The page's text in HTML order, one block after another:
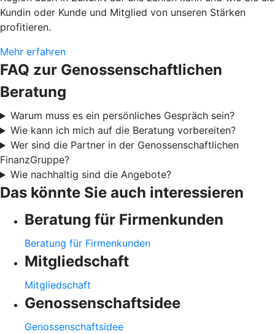
Kundin oder Kunde und Mitglied von unseren Stärken
profitieren.
Mehr erfahren
FAQ zur Genossenschaftlichen
Beratung
Warum muss es ein persönliches Gespräch sein?
Wie kann ich mich auf die Beratung vorbereiten?
Wer sind die Partner in der Genossenschaftlichen
FinanzGruppe?
Wie nachhaltig sind die Angebote?
Das könnte Sie auch interessieren
Beratung für Firmenkunden
Beratung für Firmenkunden
Mitgliedschaft
Mitgliedschaft
Genossenschaftsidee
Genossenschaftsidee